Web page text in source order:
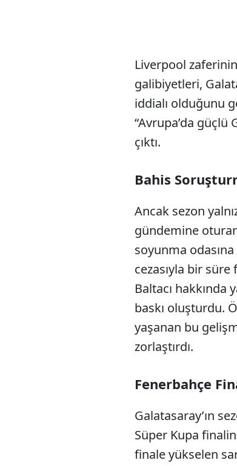
Liverpool
galibiyetleri,
iddialı olduğunu
“Avrupa’da
çıktı.
Bahis
Ancak sezon
gündemine
soyunma odasına
cezasıyla bir
Baltacı
baskı oluşturdu.
yaşanan bu
zorlaştırdı.
Fenerbahçe
Galatasaray’ın
Süper Kupa
finale yükselen